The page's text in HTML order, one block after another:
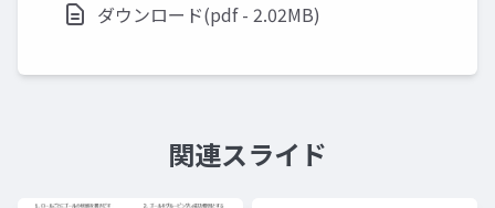
ダウンロード(pdf - 2.02MB)
関連スライド